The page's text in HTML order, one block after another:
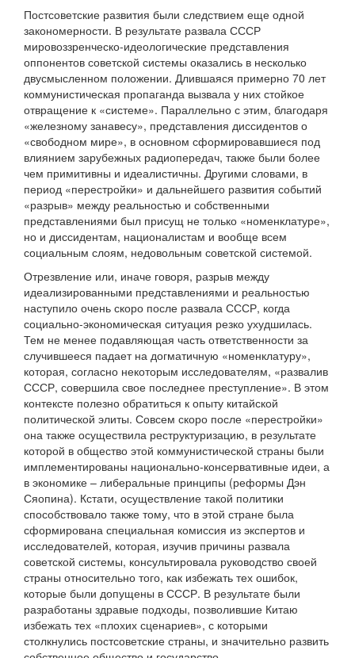
Постсоветские развития были следствием еще одной
закономерности. В результате развала СССР
мировоззренческо-идеологические представления
оппонентов советской системы оказались в несколько
двусмысленном положении. Длившаяся примерно 70 лет
коммунистическая пропаганда вызвала у них стойкое
отвращение к «системе». Параллельно с этим, благодаря
«железному занавесу», представления диссидентов о
«свободном мире», в основном сформировавшиеся под
влиянием зарубежных радиопередач, также были более
чем примитивны и идеалистичны. Другими словами, в
период «перестройки» и дальнейшего развития событий
«разрыв» между реальностью и собственными
представлениями был присущ не только «номенклатуре»,
но и диссидентам, националистам и вообще всем
социальным слоям, недовольным советской системой.
Отрезвление или, иначе говоря, разрыв между
идеализированными представлениями и реальностью
наступило очень скоро после развала СССР, когда
социально-экономическая ситуация резко ухудшилась.
Тем не менее подавляющая часть ответственности за
случившееся падает на догматичную «номенклатуру»,
которая, согласно некоторым исследователям, «развалив
СССР, совершила свое последнее преступление». В этом
контексте полезно обратиться к опыту китайской
политической элиты. Совсем скоро после «перестройки»
она также осуществила реструктуризацию, в результате
которой в общество этой коммунистической страны были
имплементированы национально-консервативные идеи, а
в экономике – либеральные принципы (реформы Дэн
Сяопина). Кстати, осуществление такой политики
способствовало также тому, что в этой стране была
сформирована специальная комиссия из экспертов и
исследователей, которая, изучив причины развала
советской системы, консультировала руководство своей
страны относительно того, как избежать тех ошибок,
которые были допущены в СССР. В результате были
разработаны здравые подходы, позволившие Китаю
избежать тех «плохих сценариев», с которыми
столкнулись постсоветские страны, и значительно развить